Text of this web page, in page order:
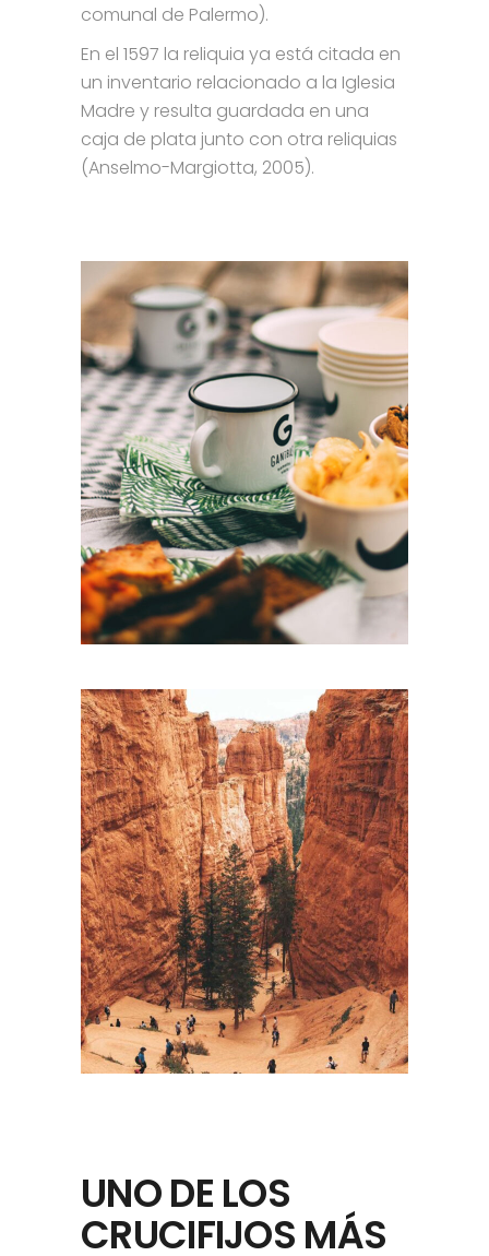
comunal de Palermo).
En el 1597 la reliquia ya está citada en
un inventario relacionado a la Iglesia
Madre y resulta guardada en una
caja de plata junto con otra reliquias
(Anselmo-Margiotta, 2005).
UNO DE LOS
CRUCIFIJOS MÁS